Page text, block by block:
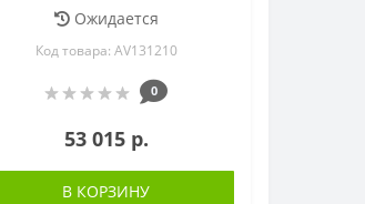
Ожидается
Код товара: AV131210
0
53 015 р.
В КОРЗИНУ